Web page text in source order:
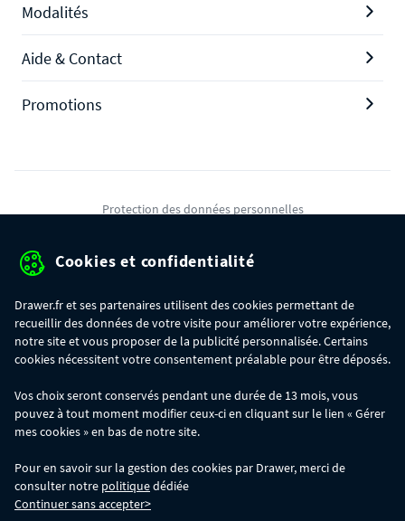
Modalités
Aide & Contact
Promotions
Protection des données personnelles
Gérer mes cookies
commande :
- 30€ sur votre commande dès 300€ d'achat, avec le code BIKINI30
- 50€ sur votre commande dès 500€ d'achat, avec le code BIKINI50
Les codes BIKINI30, BIKINI50 et BIKINI100 ne sont valables que sur
www.drawer.fr; ils ne sont pas cumulables entre eux, ni avec d'autres codes
promotionnels. La remise se calculera automatiquement dans votre panier
lors de la saisie du code adéquat.
Cookies et confidentialité
Drawer.fr et ses partenaires utilisent des cookies permettant de
recueillir des données de votre visite pour améliorer votre expérience,
notre site et vous proposer de la publicité personnalisée. Certains
cookies nécessitent votre consentement préalable pour être déposés.
Vos choix seront conservés pendant une durée de 13 mois, vous
pouvez à tout moment modifier ceux-ci en cliquant sur le lien « Gérer
mes cookies » en bas de notre site.
Pour en savoir sur la gestion des cookies par Drawer, merci de
consulter notre politiquedédiée
Continuer sans accepter>